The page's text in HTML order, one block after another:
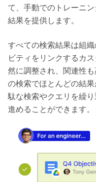
て、手動でのトレーニ
結果を提供します。
すべての検索結果は組
ビティをリンクするカ
然に調整され、関連性
の検索でほとんどの結
駄な検索やクエリを繰
進めることができます。